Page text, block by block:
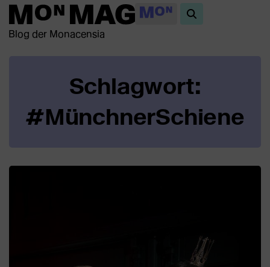
Blog der Monacensia
Schlagwort:
#MünchnerSchiene
Beiträge